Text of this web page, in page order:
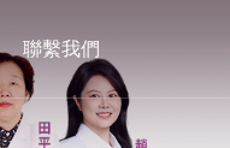
聯繫我們